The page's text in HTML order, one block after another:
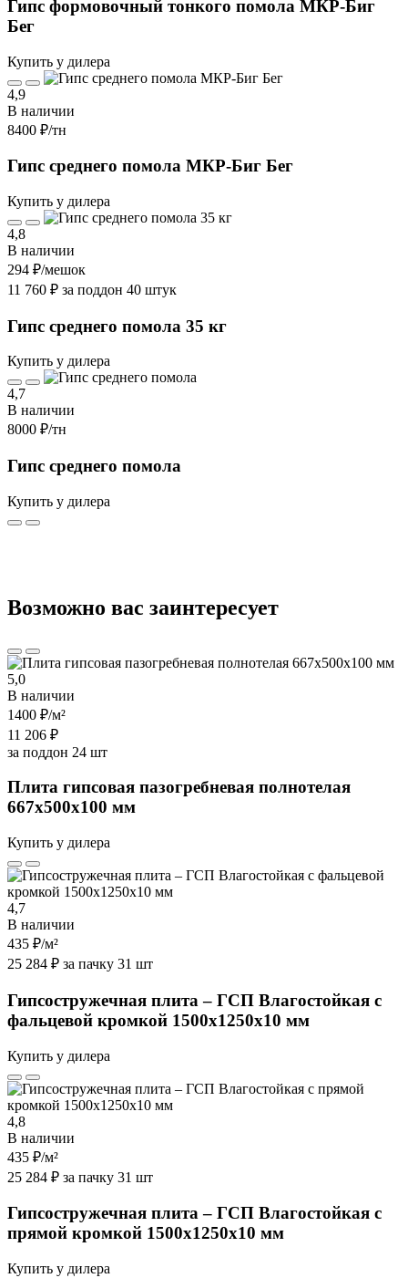
Гипс формовочный тонкого помола МКР-Биг
Бег
Купить у дилера
4,9
В наличии
8400 ₽/тн
Гипс среднего помола МКР-Биг Бег
Купить у дилера
4,8
В наличии
294 ₽/мешок
11 760 ₽ за поддон 40 штук
Гипс среднего помола 35 кг
Купить у дилера
4,7
В наличии
8000 ₽/тн
Гипс среднего помола
Купить у дилера
Возможно вас заинтересует
5,0
В наличии
1400 ₽/м²
11 206 ₽
за поддон 24 шт
Плита гипсовая пазогребневая полнотелая
667х500х100 мм
Купить у дилера
4,7
В наличии
435 ₽/м²
25 284 ₽ за пачку 31 шт
Гипсостружечная плита – ГСП Влагостойкая с
фальцевой кромкой 1500х1250х10 мм
Купить у дилера
4,8
В наличии
435 ₽/м²
25 284 ₽ за пачку 31 шт
Гипсостружечная плита – ГСП Влагостойкая с
прямой кромкой 1500х1250х10 мм
Купить у дилера